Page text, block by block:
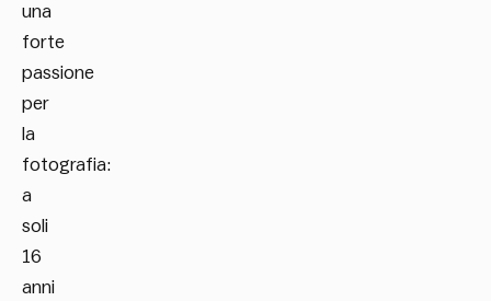
una
forte
passione
per
la
fotografia:
a
soli
16
anni